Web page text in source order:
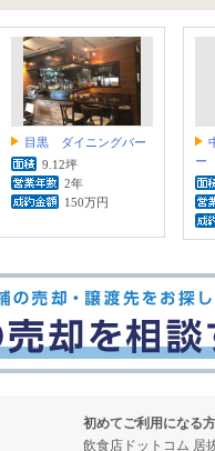
目黒 ダイニングバー
9.12坪
2年
150万円
ー
初めてご利用になる
飲食店ドットコム 居